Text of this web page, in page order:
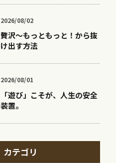
2026/08/02
贅沢〜もっともっと！から抜
け出す方法
2026/08/01
「遊び」こそが、人生の安全
装置。
カテゴリ